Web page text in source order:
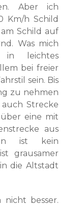
Aber ich
Km/h Schild
Schild auf
Was mich
leichtes
bei freier
sein. Bis
zu nehmen
Strecke
eine mit
aus
ist kein
grausamer
die Altstadt
besser.